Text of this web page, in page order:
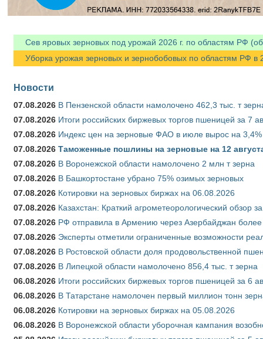
Сев яровых зерновых под урожай 2026 г. по областям РФ
Уборка урожая зерновых и зернобобовых по областям РФ в
Новости
07.08.2026 В Пензенской области намолочено 462,3 тыс. т
07.08.2026 Итоги российских биржевых торгов пшеницей за 7
07.08.2026 Индекс цен на зерновые ФАО в июле вырос на 3,4%
07.08.2026 Таможенные пошлины на зерновые на 12
07.08.2026 В Воронежской области намолочено 2 млн т зерна
07.08.2026 В Башкортостане убрано 75% озимых зерновых
07.08.2026 Котировки на зерновых биржах на 06.08.2026
07.08.2026 Казахстан: Краткий агрометеорологический обзор
07.08.2026 РФ отправила в Армению через Азербайджан более
07.08.2026 Эксперты отметили ограниченные возможности
07.08.2026 В Ростовской области доля продовольственной
07.08.2026 В Липецкой области намолочено 856,4 тыс. т зерна
06.08.2026 Итоги российских биржевых торгов пшеницей за 6
06.08.2026 В Татарстане намолочен первый миллион тонн
06.08.2026 Котировки на зерновых биржах на 05.08.2026
06.08.2026 В Воронежской области уборочная кампания